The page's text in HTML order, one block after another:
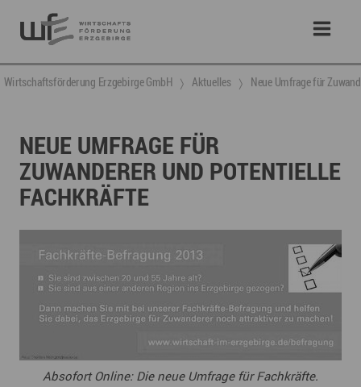
Wirtschaftsförderung Erzgebirge GmbH Aktuelles Neue Umfrage für
NEUE UMFRAGE FÜR
ZUWANDERER UND POTENTIELLE
FACHKRÄFTE
Absofort Online: Die neue Umfrage für Fachkräfte.